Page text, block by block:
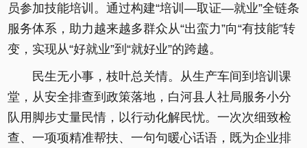
员参加技能培训。通过构建“培训—取证—就业”全链条
服务体系，助力越来越多群众从“出蛮力”向“有技能”转
变，实现从“好就业”到“就好业”的跨越。
民生无小事，枝叶总关情。从生产车间到培训课
堂，从安全排查到政策落地，白河县人社局服务小分
队用脚步丈量民情，以行动化解民忧。一次次细致检
查、一项项精准帮扶、一句句暖心话语，既为企业排